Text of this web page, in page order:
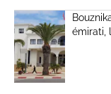
émirati,